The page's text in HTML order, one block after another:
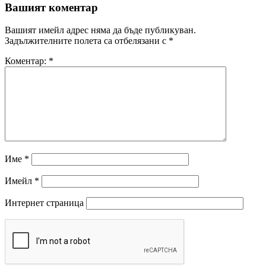
Вашият коментар
Вашият имейл адрес няма да бъде публикуван.
Задължителните полета са отбелязани с *
Коментар: *
Име *
Имейл *
Интернет страница